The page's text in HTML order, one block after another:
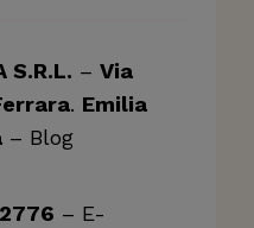
S.R.L. – Via
. Emilia
– Blog
– E-